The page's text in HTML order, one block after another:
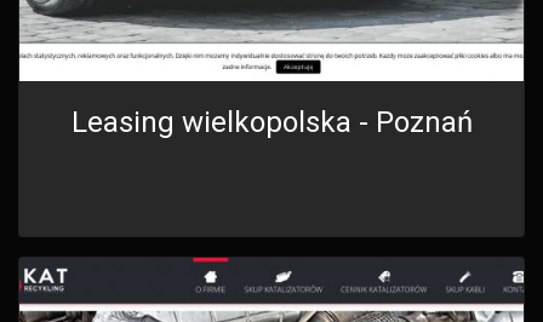
Leasing wielkopolska - Poznań